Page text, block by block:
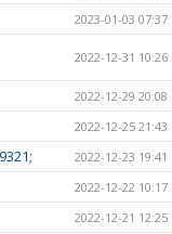
2023-01-03 07:37
2022-12-31 10:26
2022-12-29 20:08
2022-12-25 21:43
2022-12-23 19:41
2022-12-22 10:17
2022-12-21 12:25